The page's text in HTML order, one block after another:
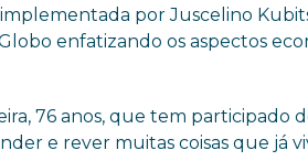
por Juscelino
enfatizando os aspectos
76 anos, que tem participado
e rever muitas coisas que já